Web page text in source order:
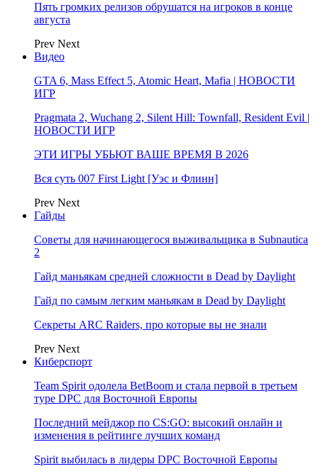
Пять громких релизов обрушатся на игроков в конце
августа
Prev Next
Видео
GTA 6, Mass Effect 5, Atomic Heart, Mafia | НОВОСТИ
ИГР
Pragmata 2, Wuchang 2, Silent Hill: Townfall, Resident Evil |
НОВОСТИ ИГР
ЭТИ ИГРЫ УБЬЮТ ВАШЕ ВРЕМЯ В 2026
Вся суть 007 First Light [Уэс и Флинн]
Prev Next
Гайды
Советы для начинающегося выживальщика в Subnautica
2
Гайд маньякам средней сложности в Dead by Daylight
Гайд по самым легким маньякам в Dead by Daylight
Секреты ARC Raiders, про которые вы не знали
Prev Next
Киберспорт
Team Spirit одолела BetBoom и стала первой в третьем
туре DPC для Восточной Европы
Последний мейджор по CS:GO: высокий онлайн и
изменения в рейтинге лучших команд
Spirit выбилась в лидеры DPC Восточной Европы